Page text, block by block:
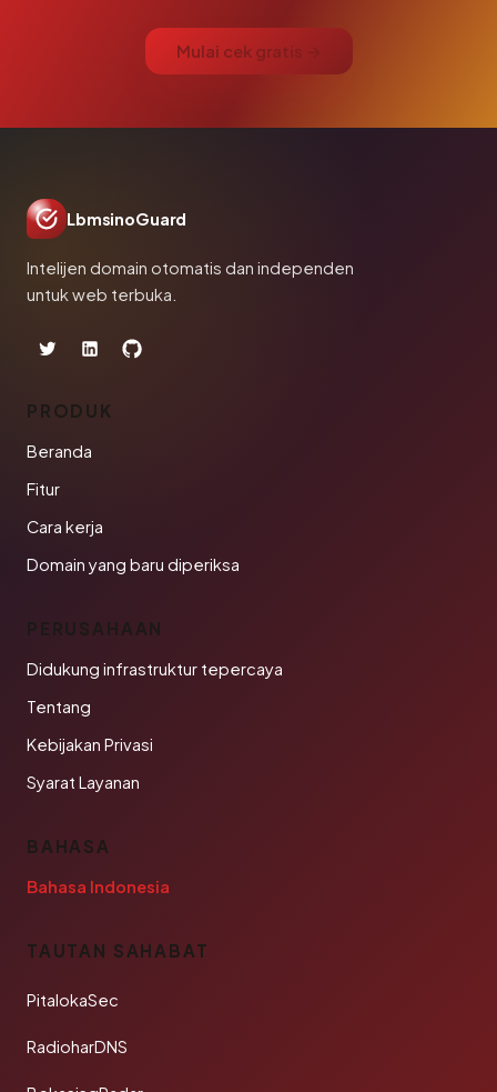
Mulai cek gratis →
LbmsinoGuard
Intelijen domain otomatis dan independen
untuk web terbuka.
PRODUK
Beranda
Fitur
Cara kerja
Domain yang baru diperiksa
PERUSAHAAN
Didukung infrastruktur tepercaya
Tentang
Kebijakan Privasi
Syarat Layanan
BAHASA
Bahasa Indonesia
TAUTAN SAHABAT
PitalokaSec
RadioharDNS